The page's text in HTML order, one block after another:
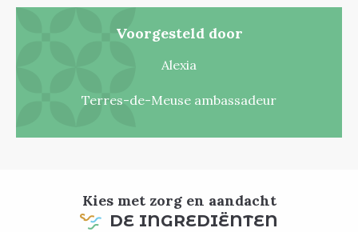
Voorgesteld door
Alexia
Terres-de-Meuse ambassadeur
Kies met zorg en aandacht
DE INGREDIËNTEN